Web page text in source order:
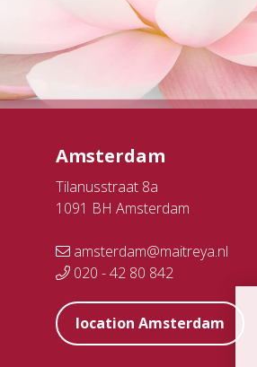
Amsterdam
Tilanusstraat 8a
1091 BH Amsterdam
amsterdam@maitreya.nl
020 - 42 80 842
location Amsterdam